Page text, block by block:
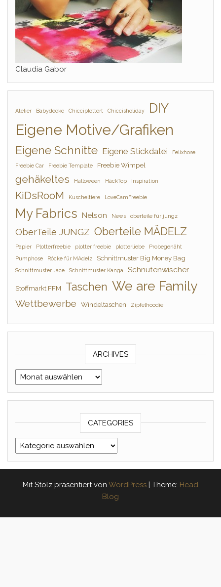
Claudia Gabor
Atelier Babydecke Chicciplottert Chiccisholiday DIY
Eigene Motive/Grafiken
Eigene Schnitte Eigene Stickdatei Felixhose
Freebie Car Freebie Template Freebie Wimpel
gehäkeltes Halloween HäckTop Inspiration
KiDsRooM Kuscheltiere LoveCamFreebie
My Fabrics Nelson News oberteile für jungz
OberTeile JUNGZ Oberteile MÄDELZ
Papier Plotterfreebie plotter freebie plotterliebe
Probegenäht
Pumphose
Röcke für MAdelz Schnittmuster Big Money Bag
Schnittmuster Jace Schnittmuster Kanga Schnutenwischer
Stoffmarkt FFM Taschen We are Family
Wettbewerbe Windeltaschen Zipfelhoodie
ARCHIVES
Archives
CATEGORIES
Categories
Mit Stolz präsentiert von WordPress | Theme: Head
Blog